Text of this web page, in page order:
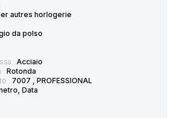
autres horlogerie
da polso
: Acciaio
: Rotonda
: 7007 , PROFESSIONAL
Data